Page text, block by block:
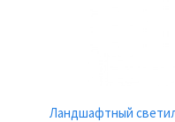
Ландшафтный